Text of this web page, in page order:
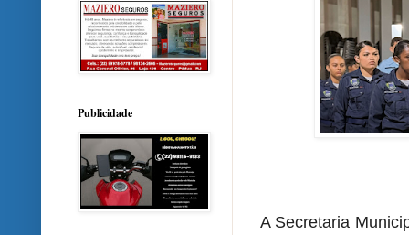
A Secretaria
Publicidade